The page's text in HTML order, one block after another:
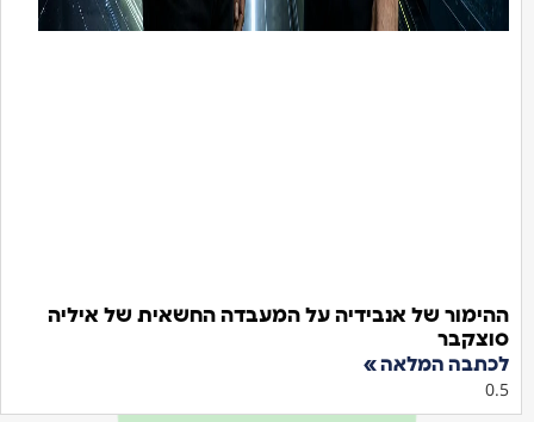
של אנבידיה על המעבדה החשאית של איליה
המלאה »